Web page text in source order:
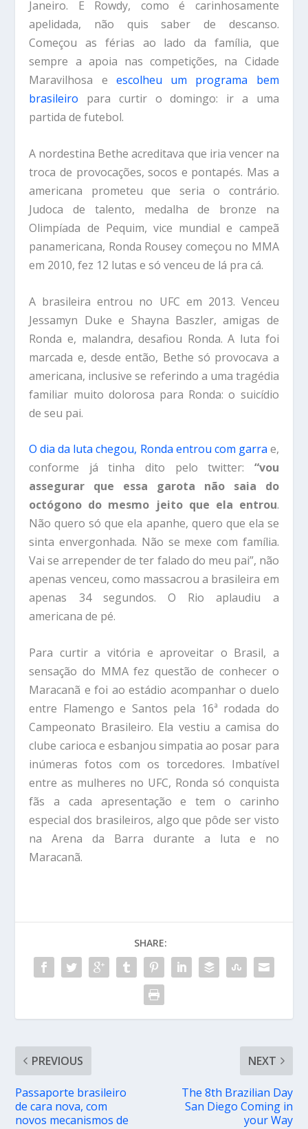
Janeiro. E Rowdy, como é carinhosamente
apelidada, não quis saber de descanso.
Começou as férias ao lado da família, que
sempre a apoia nas competições, na Cidade
Maravilhosa e escolheu um programa bem
brasileiro para curtir o domingo: ir a uma
partida de futebol.
A nordestina Bethe acreditava que iria vencer na
troca de provocações, socos e pontapés. Mas a
americana prometeu que seria o contrário.
Judoca de talento, medalha de bronze na
Olimpíada de Pequim, vice mundial e campeã
panamericana, Ronda Rousey começou no MMA
em 2010, fez 12 lutas e só venceu de lá pra cá.
A brasileira entrou no UFC em 2013. Venceu
Jessamyn Duke e Shayna Baszler, amigas de
Ronda e, malandra, desafiou Ronda. A luta foi
marcada e, desde então, Bethe só provocava a
americana, inclusive se referindo a uma tragédia
familiar muito dolorosa para Ronda: o suicídio
de seu pai.
O dia da luta chegou, Ronda entrou com garra e,
conforme já tinha dito pelo twitter: “vou
assegurar que essa garota não saia do
octógono do mesmo jeito que ela entrou.
Não quero só que ela apanhe, quero que ela se
sinta envergonhada. Não se mexe com família.
Vai se arrepender de ter falado do meu pai”, não
apenas venceu, como massacrou a brasileira em
apenas 34 segundos. O Rio aplaudiu a
americana de pé.
Para curtir a vitória e aproveitar o Brasil, a
sensação do MMA fez questão de conhecer o
Maracanã e foi ao estádio acompanhar o duelo
entre Flamengo e Santos pela 16ª rodada do
Campeonato Brasileiro. Ela vestiu a camisa do
clube carioca e esbanjou simpatia ao posar para
inúmeras fotos com os torcedores. Imbatível
entre as mulheres no UFC, Ronda só conquista
fãs a cada apresentação e tem o carinho
especial dos brasileiros, algo que pôde ser visto
na Arena da Barra durante a luta e no
Maracanã.
SHARE:
PREVIOUS
Passaporte brasileiro
de cara nova, com
novos mecanismos de
NEXT
The 8th Brazilian Day
San Diego Coming in
your Way